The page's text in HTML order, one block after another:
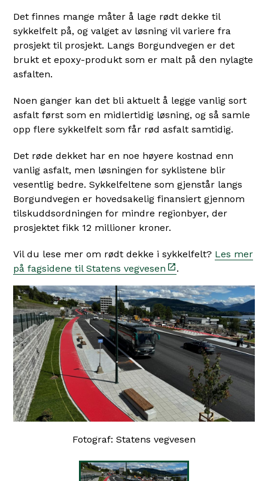
Det finnes mange måter å lage rødt dekke til
sykkelfelt på, og valget av løsning vil variere fra
prosjekt til prosjekt. Langs Borgundvegen er det
brukt et epoxy-produkt som er malt på den nylagte
asfalten.
Noen ganger kan det bli aktuelt å legge vanlig sort
asfalt først som en midlertidig løsning, og så samle
opp flere sykkelfelt som får rød asfalt samtidig.
Det røde dekket har en noe høyere kostnad enn
vanlig asfalt, men løsningen for syklistene blir
vesentlig bedre. Sykkelfeltene som gjenstår langs
Borgundvegen er hovedsakelig finansiert gjennom
tilskuddsordningen for mindre regionbyer, der
prosjektet fikk 12 millioner kroner.
Vil du lese mer om rødt dekke i sykkelfelt? Les mer
på fagsidene til Statens vegvesen
.
Fotograf: Statens vegvesen